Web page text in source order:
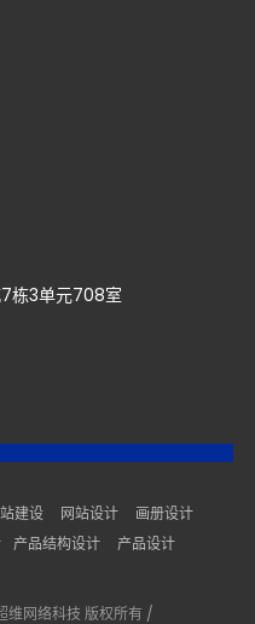
栋3单元708室
建设 网站设计
画册设计
产品结构设计
产品设计
网络科技 版权所有 /